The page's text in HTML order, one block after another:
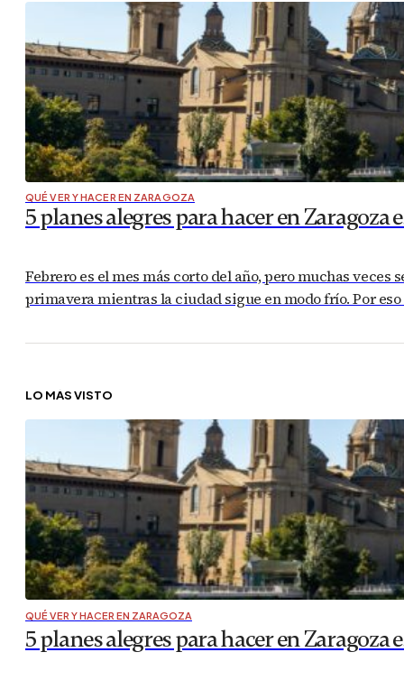
QUÉ VER Y HACER EN ZARAGOZA
5 planes alegres para hacer en Zaragoza
Febrero es el mes más corto del año, pero muchas
primavera mientras la ciudad sigue en modo frío. Por
LO MÁS VISTO
QUÉ VER Y HACER EN ZARAGOZA
5 planes alegres para hacer en Zaragoza